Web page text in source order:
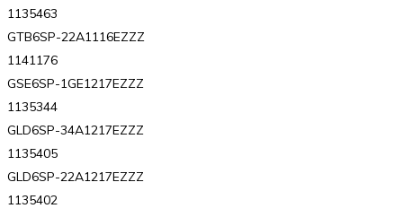
1135463
GTB6SP-22A1116EZZZ
1141176
GSE6SP-1GE1217EZZZ
1135344
GLD6SP-34A1217EZZZ
1135405
GLD6SP-22A1217EZZZ
1135402